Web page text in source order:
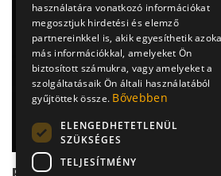
használatára vonatkozó információkat
megosztjuk hirdetési és elemző
partnereinkkel is, akik egyesíthetik
más információkkal, amelyeket Ön
biztosított számukra, vagy amelyeket a
szolgáltatásaik Ön általi használatából
gyűjtöttek össze. Bővebben
ELENGEDHETETLENÜL
SZÜKSÉGES
TELJESÍTMÉNY